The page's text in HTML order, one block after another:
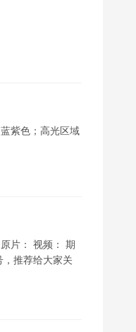
紫色；高光区域
片： 视频： 期
推荐给大家关